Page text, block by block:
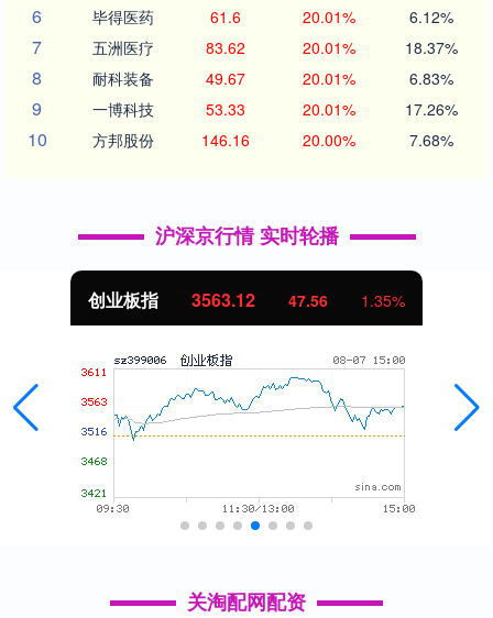
6 毕得医药 61.6 20.01% 6.12%
7 五洲医疗 83.62 20.01% 18.37%
8 耐科装备 49.67 20.01% 6.83%
9 一博科技 53.33 20.01% 17.26%
10 方邦股份 146.16 20.00% 7.68%
沪深京行情 实时轮播
创业板指 3563.12 47.56 1.35%
关淘配网配资